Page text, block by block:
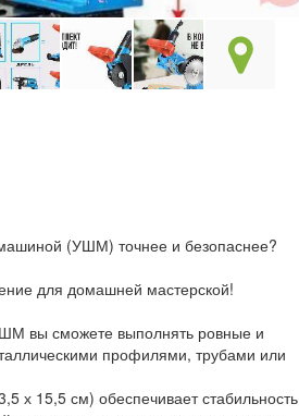
(УШМ) точнее и безопаснее?
для домашней мастерской!
вы сможете выполнять ровные и
профилями, трубами или
х 15,5 см) обеспечивает стабильность